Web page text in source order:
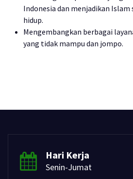
Indonesia dan menjadikan Islam
hidup.
Mengembangkan berbagai
yang tidak mampu dan jompo.
Hari Kerja
Senin-Jumat